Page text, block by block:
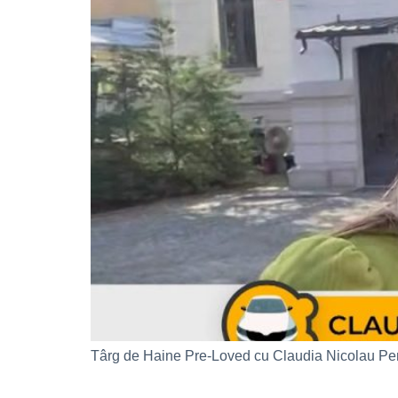
Târg de Haine Pre-Loved cu Claudia Nicolau